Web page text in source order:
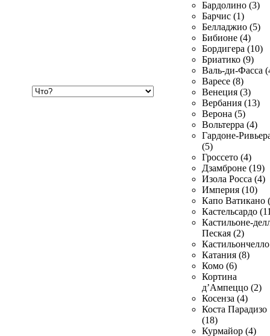
Бардолино (3)
Барчис (1)
Белладжио (5)
Бибионе (4)
Бордигера (10)
Бриатико (9)
Валь-ди-Фасса
Варесе (8)
Венеция (3)
Вербания (13)
Верона (5)
Вольтерра (4)
Гардоне-
(5)
Гроссето (4)
Дзамброне (19)
Изола Росса (4)
Империя (10)
Капо Ватикано
Кастельсардо
Кастильоне-
Пеская (2)
Катания (8)
Комо (6)
Кортина
д’Ампеццо (2)
Косенза (4)
Коста Парадизо
(18)
Курмайор (4)